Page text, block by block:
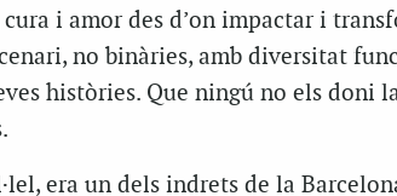
i amor des d’on impactar i
no binàries, amb diversitat
històries. Que ningú no els doni
era un dels indrets de la